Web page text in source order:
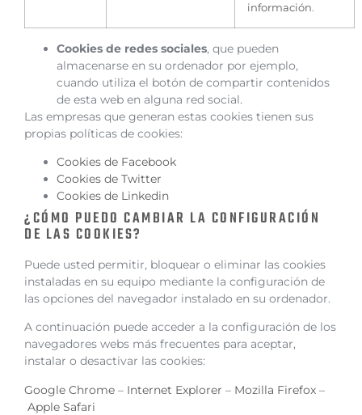
información.
Cookies de redes sociales, que pueden
almacenarse en su ordenador por ejemplo,
cuando utiliza el botón de compartir contenidos
de esta web en alguna red social.
Las empresas que generan estas cookies tienen sus
propias políticas de cookies:
Cookies de Facebook
Cookies de Twitter
Cookies de Linkedin
¿CÓMO PUEDO CAMBIAR LA CONFIGURACIÓN
DE LAS COOKIES?
Puede usted permitir, bloquear o eliminar las cookies
instaladas en su equipo mediante la configuración de
las opciones del navegador instalado en su ordenador.
A continuación puede acceder a la configuración de los
navegadores webs más frecuentes para aceptar,
instalar o desactivar las cookies:
Google Chrome – Internet Explorer – Mozilla Firefox –
Apple Safari